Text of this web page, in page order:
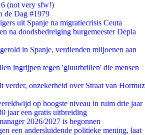
(not very sfw!)
de Dag #1979
uit Spanje na migratiecrisis Ceuta
na doodsbedreiging burgemeester Depla
in Spanje, verdienden miljoenen aan
ingrijpen tegen 'gluurbrillen' die mensen
verder, onzekerheid over Straat van Hormuz
op hoogste niveau in ruim drie jaar
jaar een gratis uitbreiding
2026/2027 is begonnen
een andersluidende politieke mening, laat